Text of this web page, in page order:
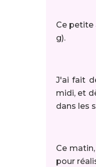
Ce petite
g).
J'ai fait
midi, et
dans les
Ce
pour